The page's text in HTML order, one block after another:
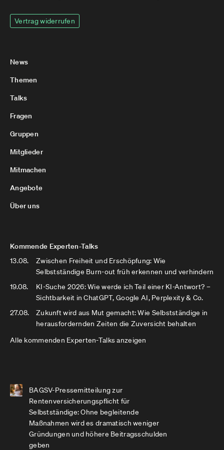
Vertrag widerrufen
News
Themen
Talks
Fragen
Gruppen
Mitglieder
Mitmachen
Angebote
Über uns
Kommende Experten-Talks
13.08.
Zwischen Freiheit und Erschöpfung: Wie
Selbstständige Burn-out früh erkennen und verhindern
19.08.
KI-Suche 2026: Wie werde ich Teil einer KI-Antwort? –
Sichtbarkeit in ChatGPT, Google AI, Perplexity & Co.
27.08.
Zukunft wird aus Mut gemacht: Wie Selbstständige in
herausfordernden Zeiten die Zuversicht behalten
Alle kommenden Experten-Talks anzeigen
BAGSV-Pressemitteilung zur
Rentenversicherungspflicht für
Selbstständige: Ohne begleitende
Maßnahmen wird es dramatisch weniger
Gründungen und höhere Beitragsschulden
geben